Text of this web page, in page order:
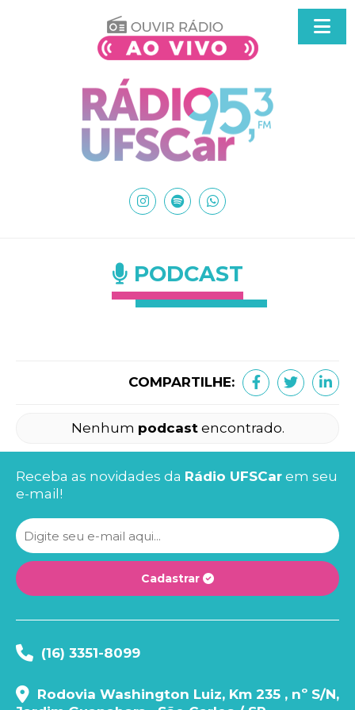
PODCAST
COMPARTILHE:
Nenhum podcastencontrado.
Receba as novidades da Rádio UFSCar em seu
e-mail!
Cadastrar
(16) 3351-8099
Rodovia Washington Luiz, Km 235 , nº S/N,